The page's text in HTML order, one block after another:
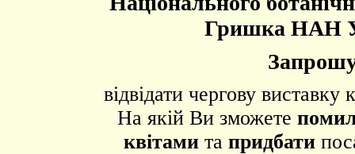
Гришка НАН
відвідати чергову виставку
На якій Ви зможете
квітами та придбати